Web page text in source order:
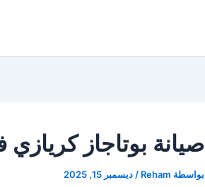
صيانة بوتاجاز كريازي في
بواسطة Reham
/ ديسمبر 15, 2025